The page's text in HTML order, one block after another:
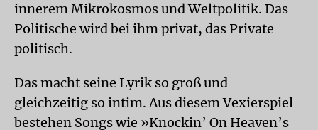
innerem Mikrokosmos und Weltpolitik. Das
Politische wird bei ihm privat, das Private
politisch.
Das macht seine Lyrik so groß und
gleichzeitig so intim. Aus diesem Vexierspiel
bestehen Songs wie »Knockin’ On Heaven’s